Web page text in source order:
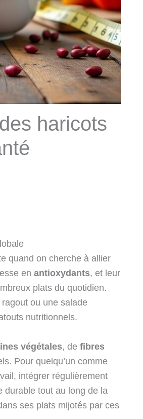
haricots
quand on cherche à allier
en antioxydants, et leur
plats du quotidien.
ou une salade
nutritionnels.
végétales, de fibres
Pour quelqu’un comme
intégrer régulièrement
durable tout au long de la
ses plats mijotés par ces